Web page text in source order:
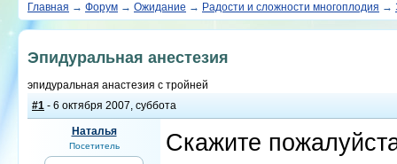
Главная → Форум → Ожидание → Радости и сложности многоплодия →
Эпидуральная анестезия
эпидуральная анастезия с тройней
#1 - 6 октября 2007, суббота
Наталья
Посетитель
Скажите